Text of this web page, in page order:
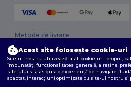
Metode de livrare
Acest site folosește cookie-uri
Site-ul nostru utilizează atât cookie-uri proprii,
îmbunătăți funcționalitatea generală, a reține
site-ului și a asigura o experiență de navigare
adaptat, interacțiuni optimizate cu site-ul nostru și